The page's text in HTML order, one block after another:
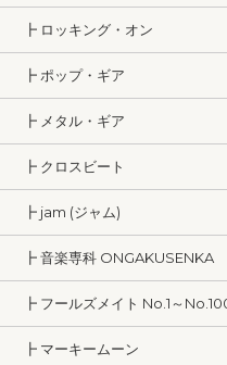
┣ ロッキング・オン
┣ ポップ・ギア
┣ メタル・ギア
┣ クロスビート
┣ jam (ジャム)
┣ 音楽専科 ONGAKUSENKA
┣ フールズメイト No.1～
┣ マーキームーン